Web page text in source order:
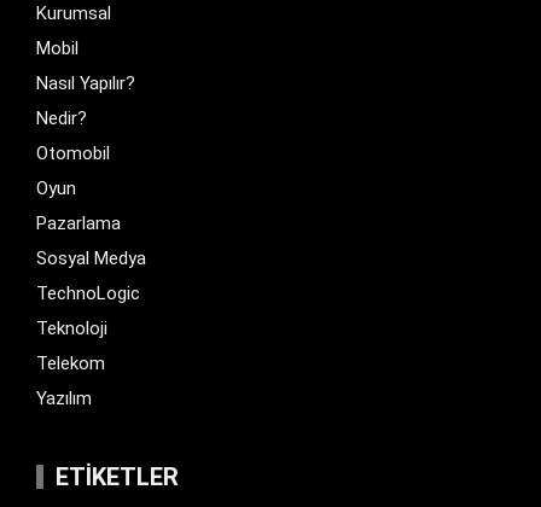
Kurumsal
Mobil
Nasıl Yapılır?
Nedir?
Otomobil
Oyun
Pazarlama
Sosyal Medya
TechnoLogic
Teknoloji
Telekom
Yazılım
ETIKETLER